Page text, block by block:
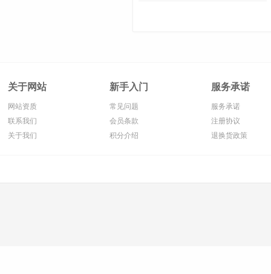
关于网站
网站资质
联系我们
关于我们
新手入门
常见问题
会员条款
积分介绍
服务承诺
服务承诺
注册协议
退换货政策